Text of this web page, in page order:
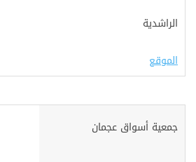
الراشدية
الموقع
جمعية أسواق عجمان